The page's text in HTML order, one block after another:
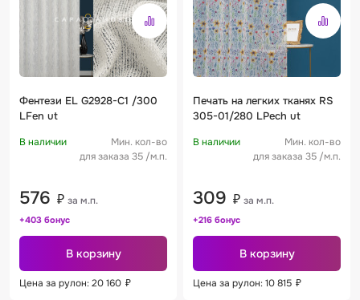
Фентези EL G2928-C1 /300
LFen ut
В наличии
Мин. кол-во
для заказа 35 /м.п.
576 ₽ за м.п.
+403 бонус
В корзину
Цена за рулон: 20 160 ₽
Печать на легких тканях RS
305-01/280 LPech ut
В наличии
Мин. кол-во
для заказа 35 /м.п.
309 ₽ за м.п.
+216 бонус
В корзину
Цена за рулон: 10 815 ₽